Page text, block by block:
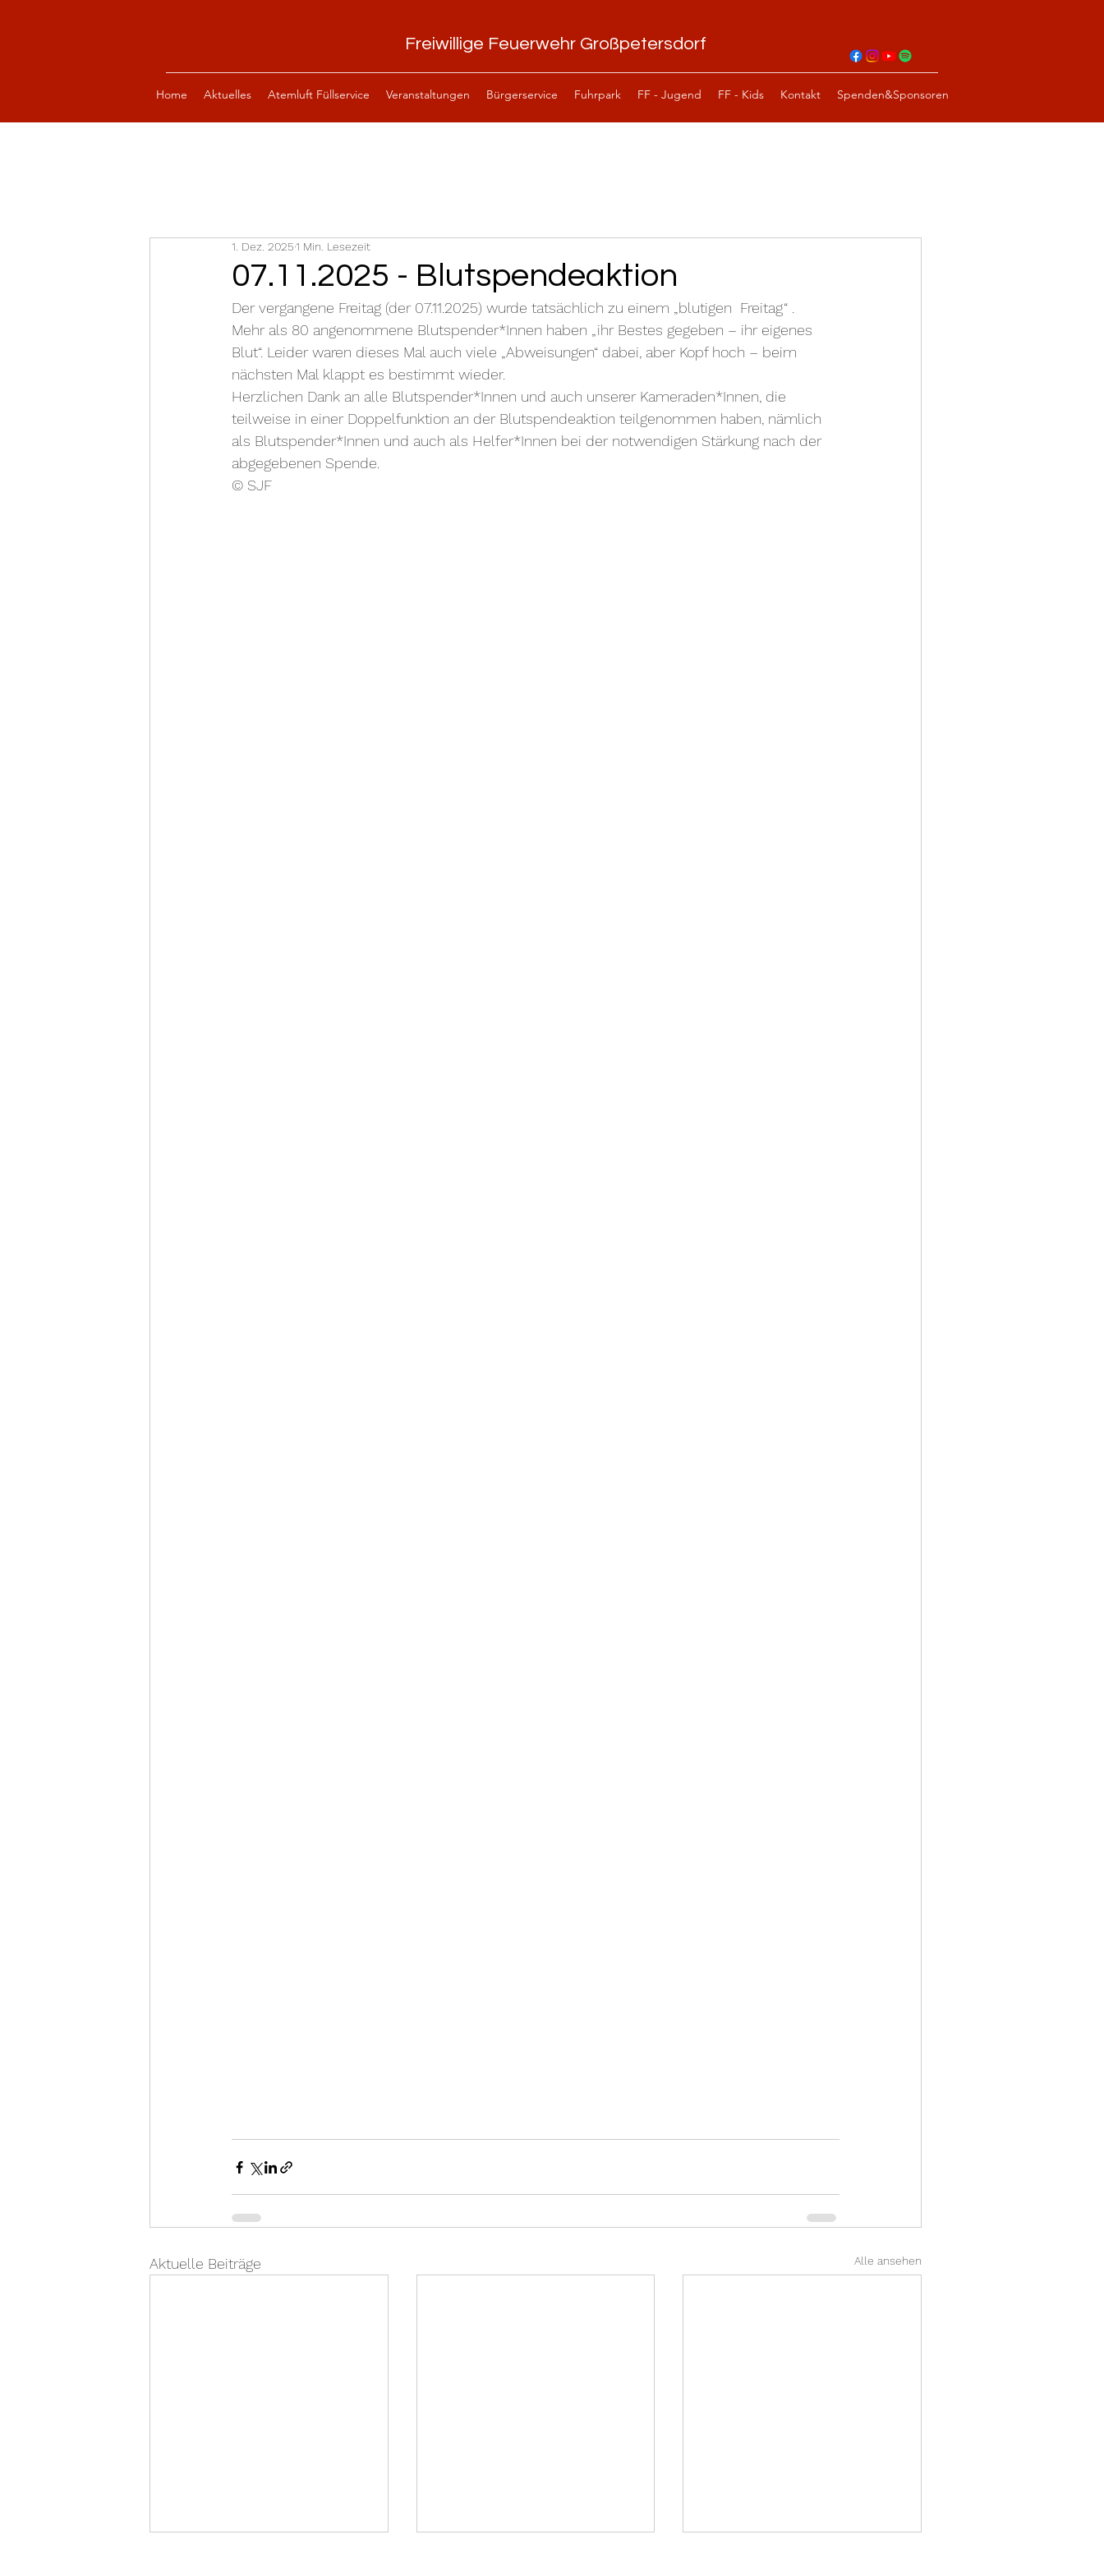
Freiwillige Feuerwehr Großpetersdorf
Home Aktuelles Atemluft Füllservice Veranstaltungen Bürgerservice Fuhrpark FF - Jugend FF - Kids Kontakt Spenden&Sponsoren
07.11.2025 - Blutspendeaktion
1. Dez. 20251 Min. Lesezeit
Der vergangene Freitag (der 07.11.2025) wurde tatsächlich zu einem „blutigen  Freitag“ .
Mehr als 80 angenommene Blutspender*Innen haben „ihr Bestes gegeben – ihr eigenes
Blut“. Leider waren dieses Mal auch viele „Abweisungen“ dabei, aber Kopf hoch – beim
nächsten Mal klappt es bestimmt wieder.
Herzlichen Dank an alle Blutspender*Innen und auch unserer Kameraden*Innen, die
teilweise in einer Doppelfunktion an der Blutspendeaktion teilgenommen haben, nämlich
als Blutspender*Innen und auch als Helfer*Innen bei der notwendigen Stärkung nach der
abgegebenen Spende.
© SJF
Aktuelle Beiträge Alle ansehen